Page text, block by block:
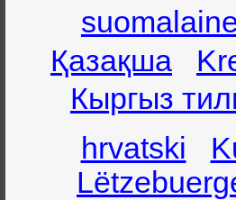
Қазақша
Кыргыз
hrvatski